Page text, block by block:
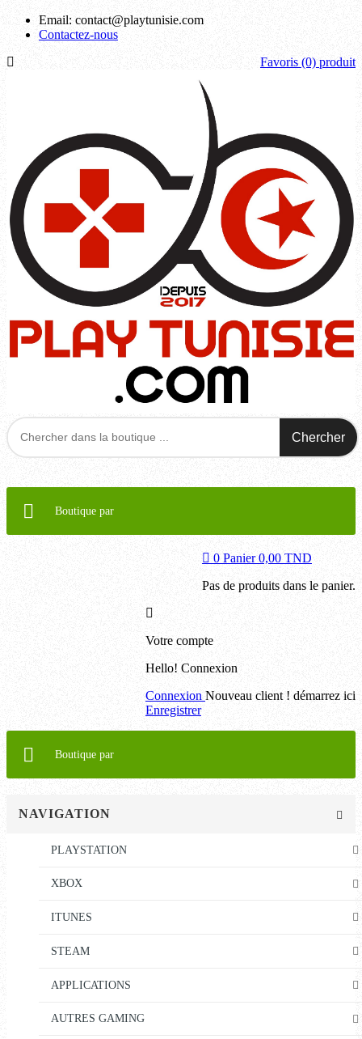
Email: contact@playtunisie.com
Contactez-nous
Favoris (0) produit
Chercher
Boutique par
0 Panier 0,00 TND
Pas de produits dans le panier.
Votre compte
Hello! Connexion
Connexion Nouveau client ! démarrez ici
Enregistrer
Boutique par
NAVIGATION
PLAYSTATION
XBOX
ITUNES
STEAM
APPLICATIONS
AUTRES GAMING